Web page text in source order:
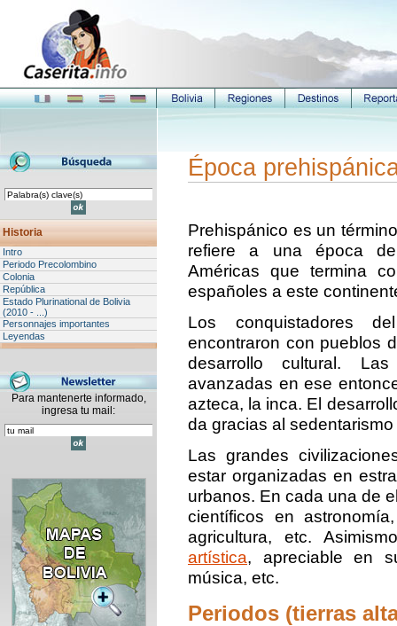
Historia
Intro
Periodo Precolombino
Colonia
República
Estado Plurinational de Bolivia
(2010 - ...)
Personnajes importantes
Leyendas
Para mantenerte informado,
ingresa tu mail:
Época
Prehispánico es un
refiere a una época
Américas que termina
españoles a este
Los conquistadores
encontraron con pueblos
desarrollo cultural.
avanzadas en ese
azteca, la inca. El
da gracias al
Las grandes
estar organizadas en
urbanos. En cada una de
científicos en
agricultura, etc.
artística, apreciable en
música, etc.
Periodos (tierras